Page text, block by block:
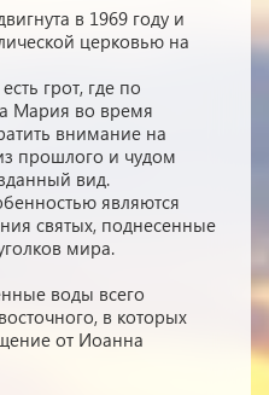
в 1969 году и
церковью на
грот, где по
Мария во время
внимание на
прошлого и чудом
вид.
являются
святых, поднесенные
мира.
воды всего
в которых
от Иоанна